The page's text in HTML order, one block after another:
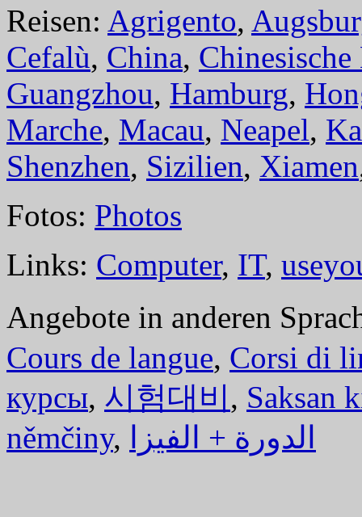
Reisen: Agrigento,
Cefalù, China, Chinesische
Guangzhou, Hamburg,
Marche, Macau, Neapel,
Shenzhen, Sizilien, Xiamen
Fotos: Photos
Links: Computer, IT,
Angebote in anderen
Cours de langue, Corsi di
курсы, 시험대비, Saksan
němčiny, الدورة + الفيزا